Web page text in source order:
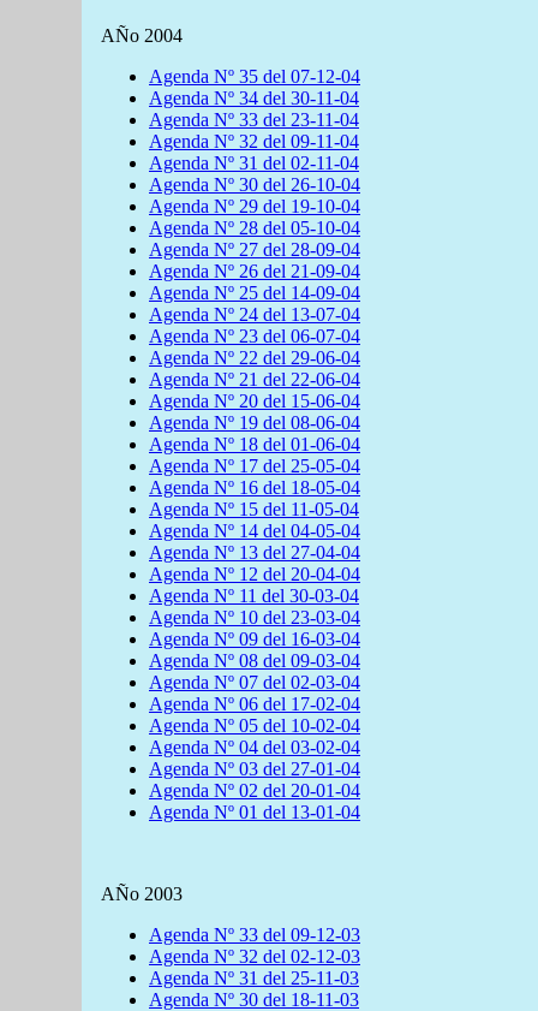
AÑo 2004
Agenda Nº 35 del 07-12-04
Agenda Nº 34 del 30-11-04
Agenda Nº 33 del 23-11-04
Agenda Nº 32 del 09-11-04
Agenda Nº 31 del 02-11-04
Agenda Nº 30 del 26-10-04
Agenda Nº 29 del 19-10-04
Agenda Nº 28 del 05-10-04
Agenda Nº 27 del 28-09-04
Agenda Nº 26 del 21-09-04
Agenda Nº 25 del 14-09-04
Agenda Nº 24 del 13-07-04
Agenda Nº 23 del 06-07-04
Agenda Nº 22 del 29-06-04
Agenda Nº 21 del 22-06-04
Agenda Nº 20 del 15-06-04
Agenda Nº 19 del 08-06-04
Agenda Nº 18 del 01-06-04
Agenda Nº 17 del 25-05-04
Agenda Nº 16 del 18-05-04
Agenda Nº 15 del 11-05-04
Agenda Nº 14 del 04-05-04
Agenda Nº 13 del 27-04-04
Agenda Nº 12 del 20-04-04
Agenda Nº 11 del 30-03-04
Agenda Nº 10 del 23-03-04
Agenda Nº 09 del 16-03-04
Agenda Nº 08 del 09-03-04
Agenda Nº 07 del 02-03-04
Agenda Nº 06 del 17-02-04
Agenda Nº 05 del 10-02-04
Agenda Nº 04 del 03-02-04
Agenda Nº 03 del 27-01-04
Agenda Nº 02 del 20-01-04
Agenda Nº 01 del 13-01-04
AÑo 2003
Agenda Nº 33 del 09-12-03
Agenda Nº 32 del 02-12-03
Agenda Nº 31 del 25-11-03
Agenda Nº 30 del 18-11-03